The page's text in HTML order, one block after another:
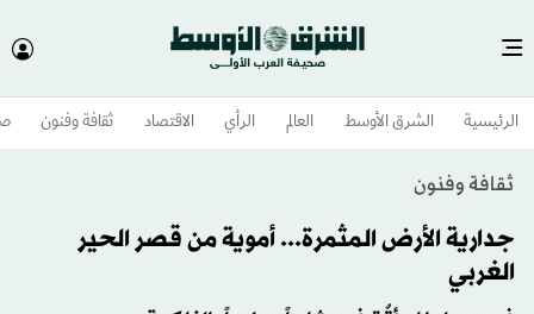
الرئيسية الشرق الأوسط​ العالم الرأي الاقتصاد ثقافة وفنون
ثقافة وفنون
جدارية الأرض المثمرة... أموية من قصر الحير
الغربي